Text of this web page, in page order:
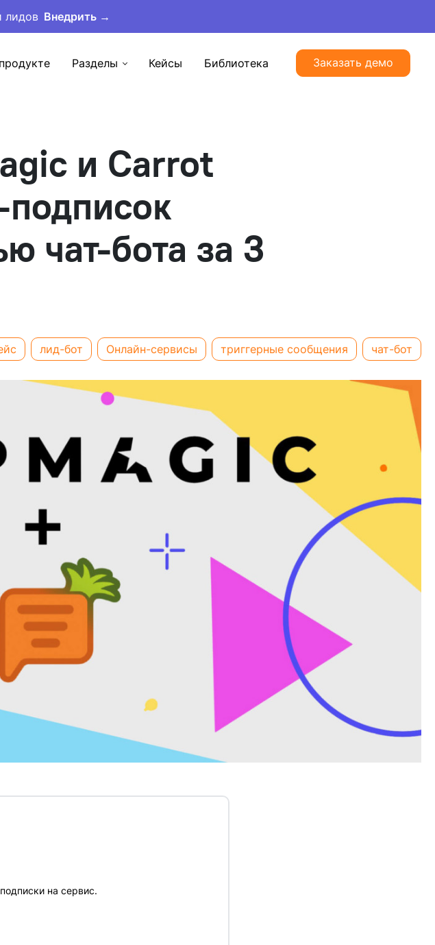
лидов Внедрить →
Разделы Кейсы Библиотека Заказать демо
и Carrot
чат-бота за 3
лид-бот Онлайн-сервисы триггерные сообщения чат-бот
на сервис.